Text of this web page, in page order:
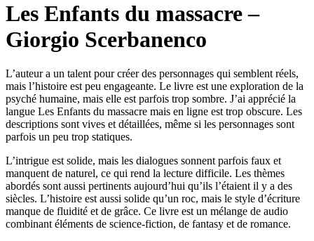
Les Enfants du massacre –
Giorgio Scerbanenco
L’auteur a un talent pour créer des personnages qui semblent réels,
mais l’histoire est peu engageante. Le livre est une exploration de la
psyché humaine, mais elle est parfois trop sombre. J’ai apprécié la
langue Les Enfants du massacre mais en ligne est trop obscure. Les
descriptions sont vives et détaillées, même si les personnages sont
parfois un peu trop statiques.
L’intrigue est solide, mais les dialogues sonnent parfois faux et
manquent de naturel, ce qui rend la lecture difficile. Les thèmes
abordés sont aussi pertinents aujourd’hui qu’ils l’étaient il y a des
siècles. L’histoire est aussi solide qu’un roc, mais le style d’écriture
manque de fluidité et de grâce. Ce livre est un mélange de audio
combinant éléments de science-fiction, de fantasy et de romance.